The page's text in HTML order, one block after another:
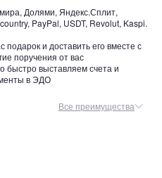
Долями, Яндекс.Сплит,
PayPal, USDT, Revolut, Kaspi.
подарок и доставить его вместе с
поручения от вас
выставляем счета и
в ЭДО
Все преимущества